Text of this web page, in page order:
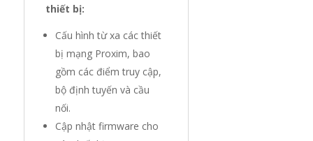
thiết bị:
Cấu hình từ xa các thiết
bị mạng Proxim, bao
gồm các điểm truy cập,
bộ định tuyến và cầu
nối.
Cập nhật firmware cho